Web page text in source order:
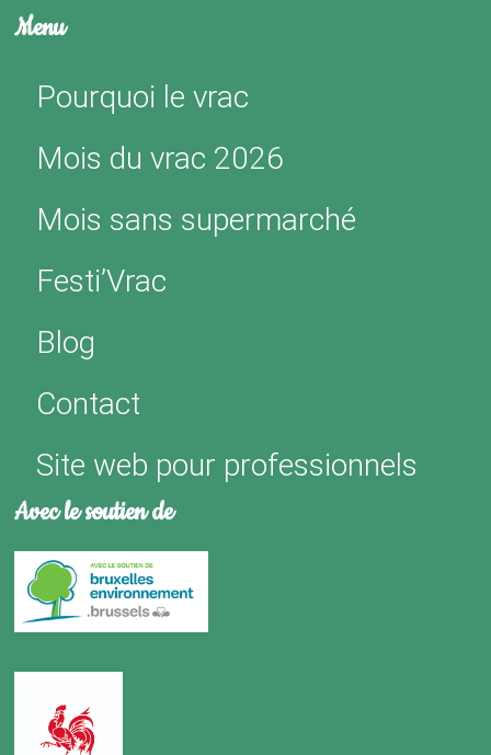
Menu
Pourquoi le vrac
Mois du vrac 2026
Mois sans supermarché
Festi’Vrac
Blog
Contact
Site web pour professionnels
Avec le soutien de